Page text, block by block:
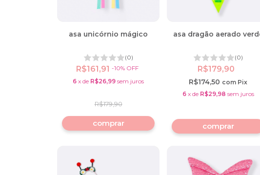
asa unicórnio mágico
(0)
R$161,91 -10% OFF
R$179,90
6 x de R$26,99 sem juros
asa dragão aerado
(0)
R$179,90
R$174,50 com Pix
6 x de R$29,98 sem juros
comprar